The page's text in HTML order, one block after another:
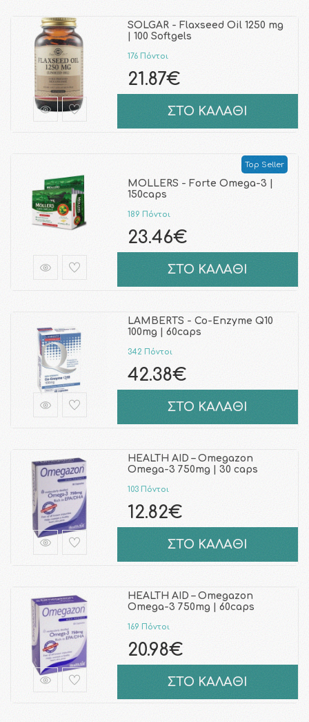
SOLGAR - Flaxseed Oil 1250 mg
| 100 Softgels
176 Πόντοι
21.87€
ΣΤΟ ΚΑΛΑΘΙ
Top Seller
MOLLERS - Forte Omega-3 |
150caps
189 Πόντοι
23.46€
ΣΤΟ ΚΑΛΑΘΙ
LAMBERTS - Co-Enzyme Q10
100mg | 60caps
342 Πόντοι
42.38€
ΣΤΟ ΚΑΛΑΘΙ
HEALTH AID – Omegazon
Omega-3 750mg | 30 caps
103 Πόντοι
12.82€
ΣΤΟ ΚΑΛΑΘΙ
HEALTH AID – Omegazon
Omega-3 750mg | 60caps
169 Πόντοι
20.98€
ΣΤΟ ΚΑΛΑΘΙ